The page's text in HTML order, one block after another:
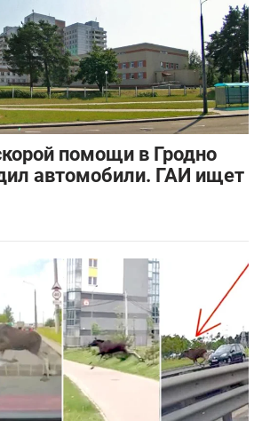
помощи в Гродно
автомобили. ГАИ ищет